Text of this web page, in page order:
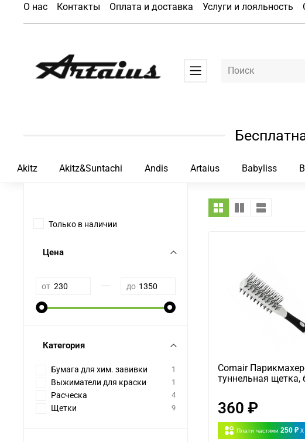
О нас Контакты Оплата и доставка Услуги и лояльность
Akitz Akitz&Suntachi Andis Artaius Babyliss
Comair
туннельная щетка,
360 ₽
Плати частями 250 ₽ x
Только в наличии
Цена
от до
Категория
Бумага для хим. завивки 1
Выжиматели для краски 1
Расческа 4
Щетки 9